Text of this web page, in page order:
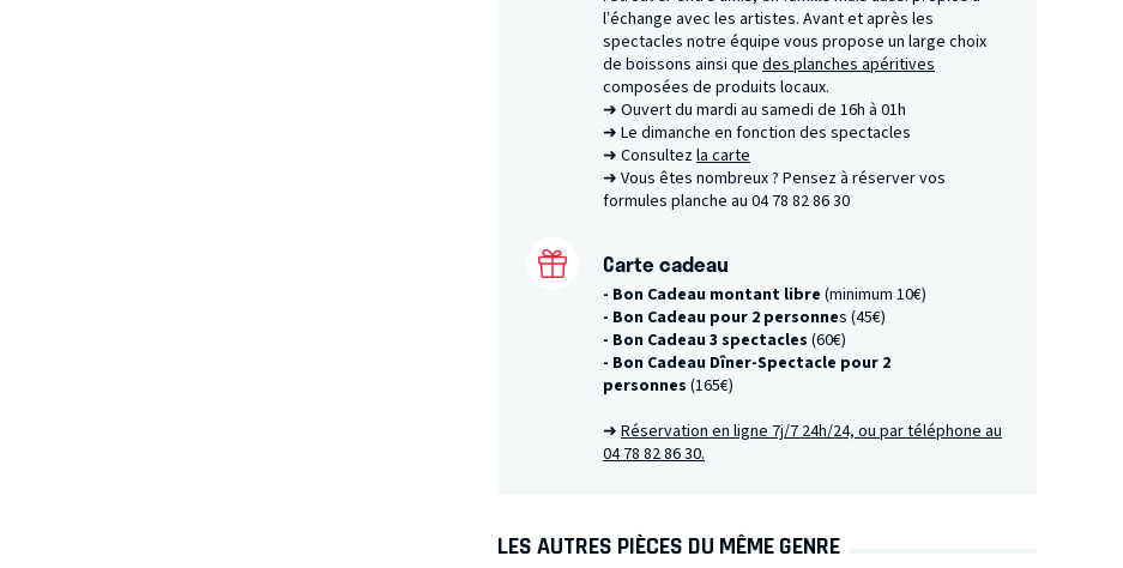
l’échange avec les artistes. Avant et après les
spectacles notre équipe vous propose un large choix
de boissons ainsi que des planches apéritives
composées de produits locaux.
➜ Ouvert du mardi au samedi de 16h à 01h
➜ Le dimanche en fonction des spectacles
➜ Consultezla carte
➜ Vous êtes nombreux ? Pensez à réserver vos
formules planche au 04 78 82 86 30
Carte cadeau
- Bon Cadeau montant libre (minimum 10€)
- Bon Cadeau pour 2 personnes (45€)
- Bon Cadeau 3 spectacles (60€)
- Bon Cadeau Dîner-Spectacle pour 2
personnes (165€)
➜ Réservation en ligne 7j/7 24h/24, ou par téléphone au
04 78 82 86 30.
LES AUTRES PIÈCES DU MÊME GENRE